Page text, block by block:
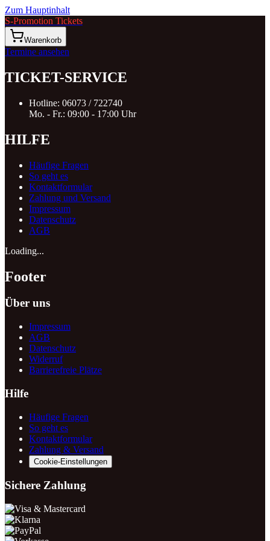
Zum Hauptinhalt
S-Promotion Tickets
Warenkorb
Termine ansehen
TICKET-SERVICE
Hotline: 06073 / 722740
Mo. - Fr.: 09:00 - 17:00 Uhr
HILFE
Häufige Fragen
So geht es
Kontaktformular
Zahlung und Versand
Impressum
Datenschutz
AGB
Loading...
Footer
Über uns
Impressum
AGB
Datenschutz
Widerruf
Barrierefreie Plätze
Hilfe
Häufige Fragen
So geht es
Kontaktformular
Zahlung & Versand
Cookie-Einstellungen
Sichere Zahlung